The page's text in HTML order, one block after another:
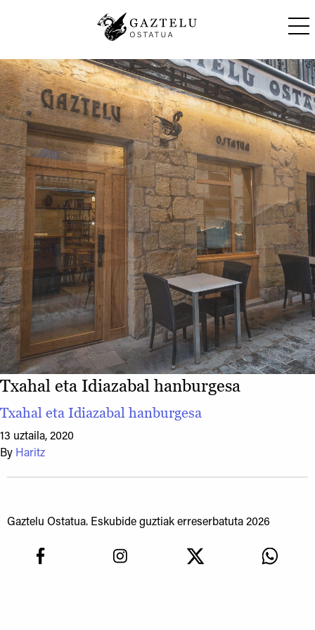
Txahal eta Idiazabal hanburgesa
Txahal eta Idiazabal hanburgesa
13 uztaila, 2020
By Haritz
Gaztelu Ostatua. Eskubide guztiak erreserbatuta 2026